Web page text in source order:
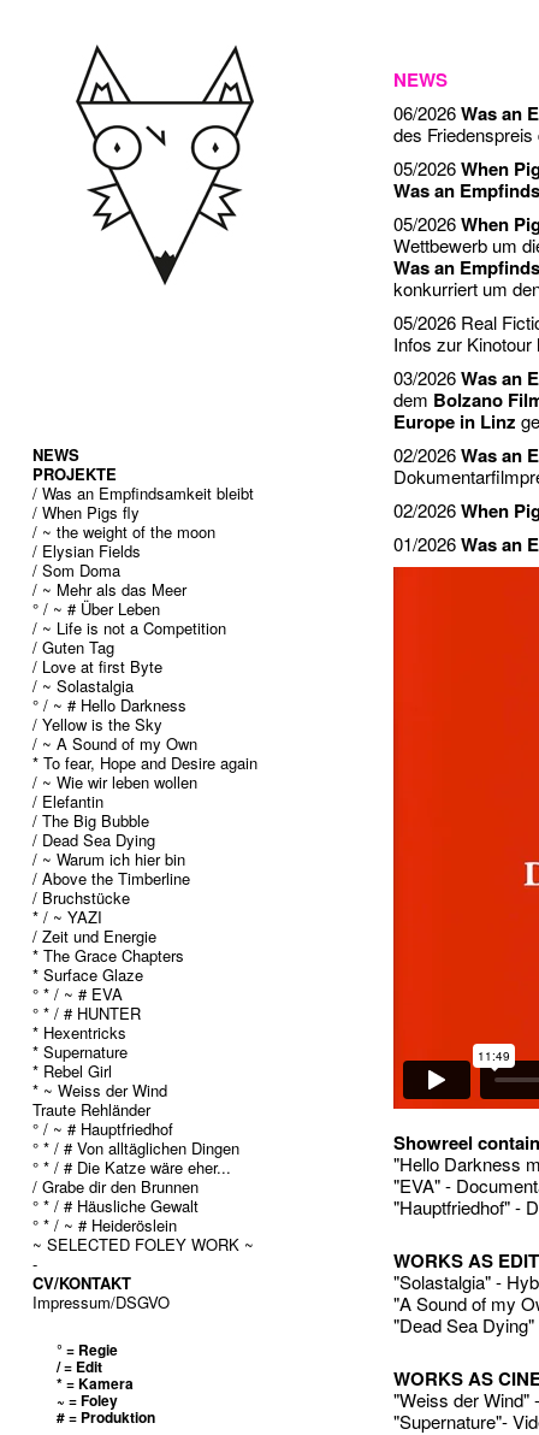
NEWS
PROJEKTE
/ Was an Empfindsamkeit bleibt
/ When Pigs fly
/ ~ the weight of the moon
/ Elysian Fields
/ Som Doma
/ ~ Mehr als das Meer
° / ~ # Über Leben
/ ~ Life is not a Competition
/ Guten Tag
/ Love at first Byte
/ ~ Solastalgia
° / ~ # Hello Darkness
/ Yellow is the Sky
/ ~ A Sound of my Own
* To fear, Hope and Desire again
/ ~ Wie wir leben wollen
/ Elefantin
/ The Big Bubble
/ Dead Sea Dying
/ ~ Warum ich hier bin
/ Above the Timberline
/ Bruchstücke
* / ~ YAZI
/ Zeit und Energie
* The Grace Chapters
* Surface Glaze
° * / ~ # EVA
° * / # HUNTER
* Hexentricks
* Supernature
* Rebel Girl
* ~ Weiss der Wind
Traute Rehländer
° / ~ # Hauptfriedhof
° * / # Von alltäglichen Dingen
° * / # Die Katze wäre eher...
/ Grabe dir den Brunnen
° * / # Häusliche Gewalt
° * / ~ # Heideröslein
~ SELECTED FOLEY WORK ~
-
CV/KONTAKT
Impressum/DSGVO
° = Regie
/ = Edit
* = Kamera
~ = Foley
# = Produktion
NEWS
06/2026Was an
des
05/2026When
Was an
05/2026When
Wettbewerb um
Was an
konkurriert um
05/2026 Real
Infos zur Kinotour
03/2026Was an
dem Bolzano
Europe in Linz
02/2026Was an
02/2026When
01/2026Was an
Showreel
"Hello Darkness
"EVA" -
"Hauptfriedhof" -
WORKS AS
"Solastalgia" -
"A Sound of my
"Dead Sea
WORKS AS
"Weiss der Wind"
"Supernature"-